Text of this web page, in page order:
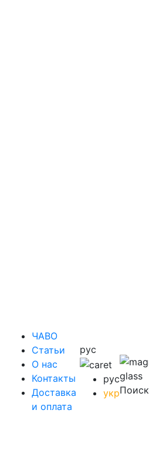
ЧАВО
Cтатьи
O нас
Контакты
Доставка
и оплата
рус
рус
укрПоиск